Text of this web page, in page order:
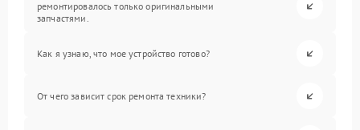
ремонтировалось только оригинальными
запчастями.
Как я узнаю, что мое устройство готово?
От чего зависит срок ремонта техники?